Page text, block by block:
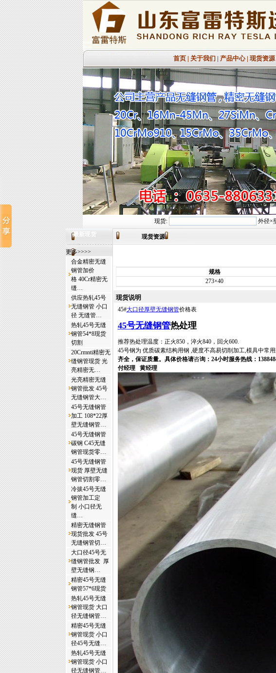
首页| 关于我们 | 产品中心| 现货资源
现货: 外径×
最新现货
更多>>>>
合金精密无缝
钢管加价
格 40Cr精密无
缝…
供应热轧45号
无缝钢管 小口
径 无缝管…
热轧45号无缝
钢管54*8现货
切割
20Crmnti精密无
缝钢管现货 光
亮精密无…
光亮精密无缝
钢管批发 45号
无缝钢管大…
45号无缝钢管
加工 108*22厚
壁无缝钢管…
45号无缝钢管
碳钢 C45无缝
钢管现货零…
45号无缝钢管
现货 厚壁无缝
钢管切割零…
冷拔45号无缝
钢管加工定
制 小口径无
缝…
精密无缝钢管
现货批发 45号
无缝钢管切…
大口径45号无
缝钢管批发 厚
壁无缝钢…
精密45号无缝
钢管57*6现货
热轧45号无缝
钢管现货 大口
径无缝钢管…
精密45号无缝
钢管现货 小口
径45号无缝…
热轧45号无缝
钢管现货 小口
径无缝钢管…
现货资源
规格
273×40
现货说明
45#大口径厚壁无缝钢管价格表
45号无缝钢管热处理
推荐热处理温度：正火850，淬火840，回火600.
45号钢为 优质碳素结构用钢 ,硬度不高易切削加工,模具中常
齐全，保证质量。具体价格请咨询： 24小时服务热线：
付经理
黄经理